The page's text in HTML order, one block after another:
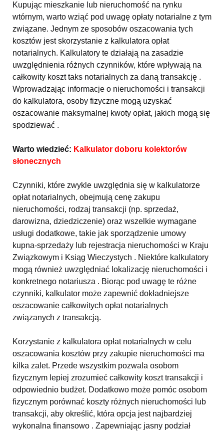
Kupując mieszkanie lub nieruchomość na rynku
wtórnym, warto wziąć pod uwagę opłaty notarialne z tym
związane. Jednym ze sposobów oszacowania tych
kosztów jest skorzystanie z kalkulatora opłat
notarialnych. Kalkulatory te działają na zasadzie
uwzględnienia różnych czynników, które wpływają na
całkowity koszt taks notarialnych za daną transakcję .
Wprowadzając informacje o nieruchomości i transakcji
do kalkulatora, osoby fizyczne mogą uzyskać
oszacowanie maksymalnej kwoty opłat, jakich mogą się
spodziewać .
Warto wiedzieć: Kalkulator doboru kolektorów
słonecznych
Czynniki, które zwykle uwzględnia się w kalkulatorze
opłat notarialnych, obejmują cenę zakupu
nieruchomości, rodzaj transakcji (np. sprzedaż,
darowizna, dziedziczenie) oraz wszelkie wymagane
usługi dodatkowe, takie jak sporządzenie umowy
kupna-sprzedaży lub rejestracja nieruchomości w Kraju
Związkowym i Ksiąg Wieczystych . Niektóre kalkulatory
mogą również uwzględniać lokalizację nieruchomości i
konkretnego notariusza . Biorąc pod uwagę te różne
czynniki, kalkulator może zapewnić dokładniejsze
oszacowanie całkowitych opłat notarialnych
związanych z transakcją.
Korzystanie z kalkulatora opłat notarialnych w celu
oszacowania kosztów przy zakupie nieruchomości ma
kilka zalet. Przede wszystkim pozwala osobom
fizycznym lepiej zrozumieć całkowity koszt transakcji i
odpowiednio budżet. Dodatkowo może pomóc osobom
fizycznym porównać koszty różnych nieruchomości lub
transakcji, aby określić, która opcja jest najbardziej
wykonalna finansowo . Zapewniając jasny podział